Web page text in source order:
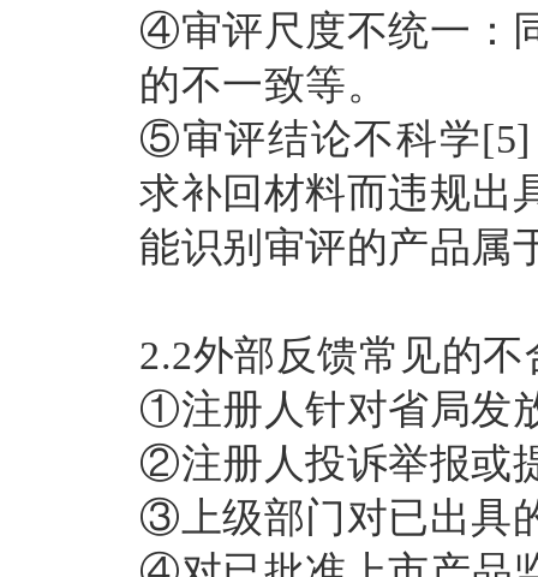
④审评尺度不统一：
的不一致等。
⑤审评结论不科学[5]
求补回材料而违规出
能识别审评的产品属
2.2外部反馈常见的不
①注册人针对省局发
②注册人投诉举报或
③上级部门对已出具